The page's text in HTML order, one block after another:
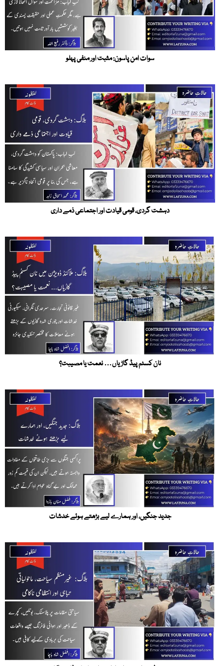
سوات امن پاسون: مثبت اور منفی پہلو
دہشت گردی، قومی قیادت اور اجتماعی ذمے داری
نان کسٹم پیڈ گاڑیاں… نعمت یا مصیبت؟
جدید جنگیں، اور ہمارے لیے بڑھتے ہوئے خدشات